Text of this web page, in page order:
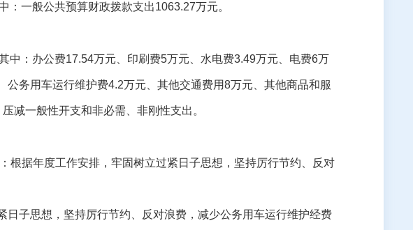
：一般公共预算财政拨款支出1063.27万元。
中：办公费17.54万元、印刷费5万元、水电费3.49万元、 电费6万
公务用车运行维护费4.2万元、其他交通费用8万元、其他商品和服
减一般性开支和非必需、非刚性支出。
根据年度工作安排，牢固树立过紧日子思想，坚持厉行节约、反对
子思想，坚持厉行节约、反对浪费，减少公务用车运行维护经费